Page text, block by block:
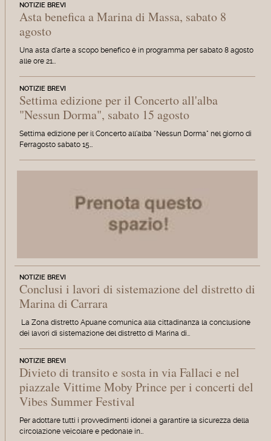
NOTIZIE BREVI
Asta benefica a Marina di Massa, sabato 8
agosto
Una asta d'arte a scopo benefico è in programma per sabato 8 agosto
alle ore 21…
NOTIZIE BREVI
Settima edizione per il Concerto all'alba
"Nessun Dorma", sabato 15 agosto
Settima edizione per il Concerto all'alba "Nessun Dorma" nel giorno di
Ferragosto sabato 15…
NOTIZIE BREVI
Conclusi i lavori di sistemazione del distretto di
Marina di Carrara
La Zona distretto Apuane comunica alla cittadinanza la conclusione
dei lavori di sistemazione del distretto di Marina di…
NOTIZIE BREVI
Divieto di transito e sosta in via Fallaci e nel
piazzale Vittime Moby Prince per i concerti del
Vibes Summer Festival
Per adottare tutti i provvedimenti idonei a garantire la sicurezza della
circolazione veicolare e pedonale in…